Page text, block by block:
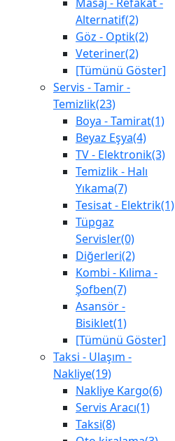
Alternatif(2)
Göz - Optik(2)
Veteriner(2)
[Tümünü Göster]
Servis - Tamir -
Temizlik(23)
Boya - Tamirat(1)
Beyaz Eşya(4)
TV - Elektronik(3)
Temizlik - Halı
Yıkama(7)
Tesisat - Elektrik(1)
Tüpgaz
Servisler(0)
Diğerleri(2)
Kombi - Kılima -
Şofben(7)
Asansör -
Bisiklet(1)
[Tümünü Göster]
Taksi - Ulaşım -
Nakliye(19)
Nakliye Kargo(6)
Servis Aracı(1)
Taksi(8)